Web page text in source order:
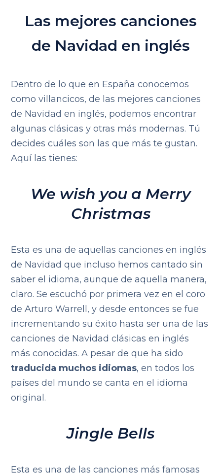
Las mejores canciones
de Navidad en inglés
Dentro de lo que en España conocemos
como villancicos, de las mejores canciones
de Navidad en inglés, podemos encontrar
algunas clásicas y otras más modernas. Tú
decides cuáles son las que más te gustan.
Aquí las tienes:
We wish you a Merry
Christmas
Esta es una de aquellas canciones en inglés
de Navidad que incluso hemos cantado sin
saber el idioma, aunque de aquella manera,
claro. Se escuchó por primera vez en el coro
de Arturo Warrell, y desde entonces se fue
incrementando su éxito hasta ser una de las
canciones de Navidad clásicas en inglés
más conocidas. A pesar de que ha sido
traducida muchos idiomas, en todos los
países del mundo se canta en el idioma
original.
Jingle Bells
Esta es una de las canciones más famosas